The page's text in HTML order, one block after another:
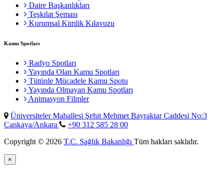
Daire Başkanlıkları
Teşkilat Şeması
Kurumsal Kimlik Kılavuzu
Kamu Spotları
Radyo Spotları
Yayında Olan Kamu Spotları
Tütünle Mücadele Kamu Spotu
Yayında Olmayan Kamu Spotları
Animasyon Filmler
Üniversiteler Mahallesi Şehit Mehmet Bayraktar Caddesi No:3
Çankaya/Ankara
+90 312 585 28 00
Copyright © 2026 T.C. Sağlık Bakanlığı Tüm hakları saklıdır.
×